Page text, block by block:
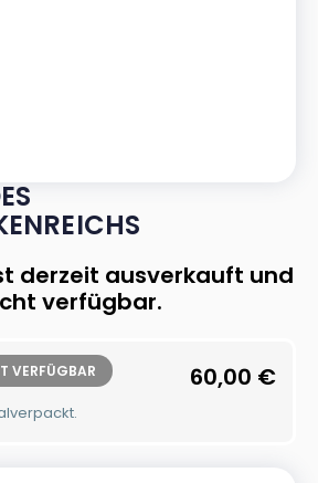
derzeit ausverkauft und
verfügbar.
VERFÜGBAR 60,00 €